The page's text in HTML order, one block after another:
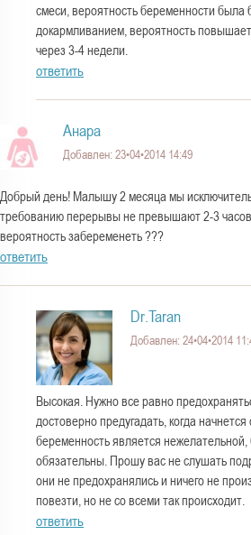
смеси, вероятность беременности
докармливанием, вероятность
через 3-4 недели.
ответить
Анара
Добавлен: 23•04•2014 14:49
Добрый день! Малышу 2 месяца мы
требованию перерывы не превышают 2-3 часов
вероятность забеременеть ???
ответить
Dr.Taran
Добавлен: 24•04•2014
Высокая. Нужно все равно
достоверно предугадать, когда
беременность является
обязательны. Прошу вас не слушать
они не предохранялись и ничего не
повезти, но не со всеми так происходит.
ответить